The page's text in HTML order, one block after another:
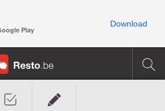
Play
Download